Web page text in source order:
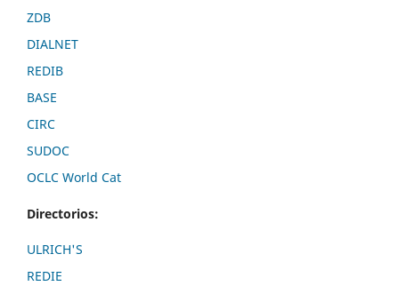
ZDB
DIALNET
REDIB
BASE
CIRC
SUDOC
OCLC World Cat
Directorios:
ULRICH'S
REDIE